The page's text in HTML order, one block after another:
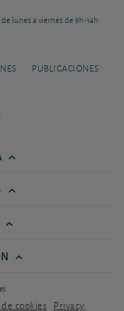
de lunes a viernes de 9h-14h
PUBLICACIONES
cookies Privacy